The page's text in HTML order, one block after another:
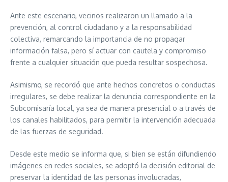
Ante este escenario, vecinos realizaron un llamado a la
prevención, al control ciudadano y a la responsabilidad
colectiva, remarcando la importancia de no propagar
información falsa, pero sí actuar con cautela y compromiso
frente a cualquier situación que pueda resultar sospechosa.
Asimismo, se recordó que ante hechos concretos o conductas
irregulares, se debe realizar la denuncia correspondiente en la
Subcomisaría local, ya sea de manera presencial o a través de
los canales habilitados, para permitir la intervención adecuada
de las fuerzas de seguridad.
Desde este medio se informa que, si bien se están difundiendo
imágenes en redes sociales, se adoptó la decisión editorial de
preservar la identidad de las personas involucradas,